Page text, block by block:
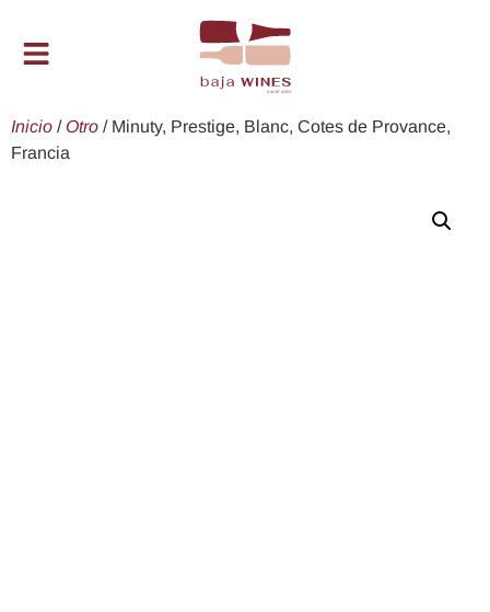
Inicio / Otro / Minuty, Prestige, Blanc, Cotes de Provance,
Francia